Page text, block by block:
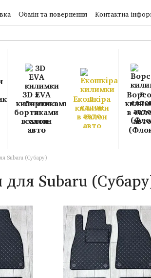
Обмін та повернення
Контактна
3D EVA
килимки з
бортиками
в салон
авто
Екошкіра
килимки
в салон
авто
в
авто
Subaru (Субару)
Subaru